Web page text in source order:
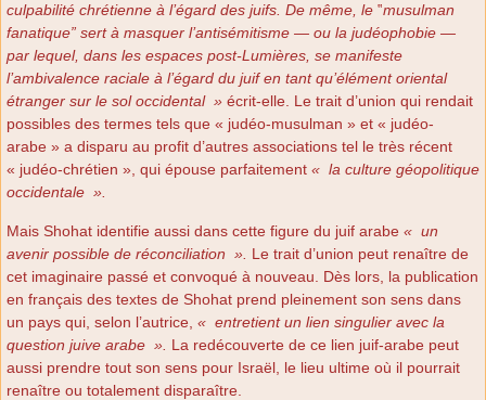
culpabilité chrétienne à l’égard des juifs. De même, le ‟musulman
fanatique” sert à masquer l’antisémitisme — ou la judéophobie —
par lequel, dans les espaces post-Lumières, se manifeste
l’ambivalence raciale à l’égard du juif en tant qu’élément oriental
étranger sur le sol occidental » écrit-elle. Le trait d’union qui rendait
possibles des termes tels que « judéo-musulman » et « judéo-
arabe » a disparu au profit d’autres associations tel le très récent
« judéo-chrétien », qui épouse parfaitement « la culture géopolitique
occidentale ».
Mais Shohat identifie aussi dans cette figure du juif arabe « un
avenir possible de réconciliation ». Le trait d’union peut renaître de
cet imaginaire passé et convoqué à nouveau. Dès lors, la publication
en français des textes de Shohat prend pleinement son sens dans
un pays qui, selon l’autrice, « entretient un lien singulier avec la
question juive arabe ». La redécouverte de ce lien juif-arabe peut
aussi prendre tout son sens pour Israël, le lieu ultime où il pourrait
renaître ou totalement disparaître.